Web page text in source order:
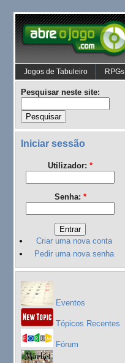
Jogos de Tabuleiro RPGs
Pesquisar neste site:
Iniciar sessão
Utilizador: *
Senha: *
Criar uma nova conta
Pedir uma nova senha
Eventos
Tópicos Recentes
Fórum